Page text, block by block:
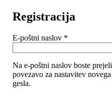
Registracija
E-poštni naslov *
Na e-poštni naslov boste prejeli
povezavo za nastavitev novega
gesla.